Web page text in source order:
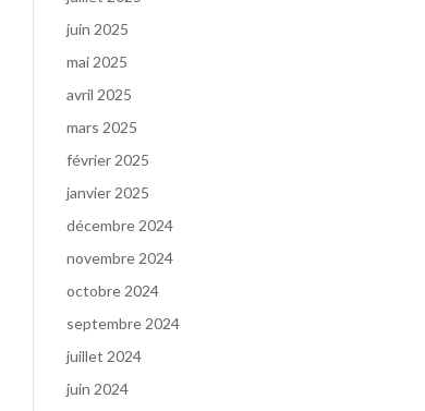
juin 2025
mai 2025
avril 2025
mars 2025
février 2025
janvier 2025
décembre 2024
novembre 2024
octobre 2024
septembre 2024
juillet 2024
juin 2024